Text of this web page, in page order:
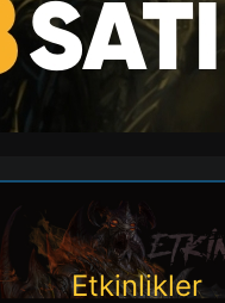
Etkinlikler